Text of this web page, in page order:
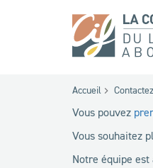
Accueil
Vous pouvez
Vous souhaitez
Notre équipe